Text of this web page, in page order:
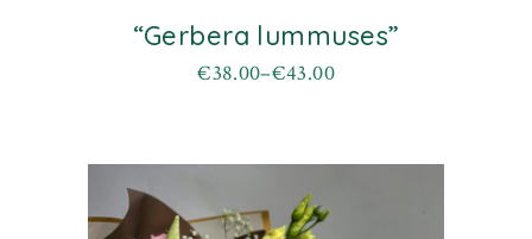
“Gerbera lummuses”
€38.00–€43.00